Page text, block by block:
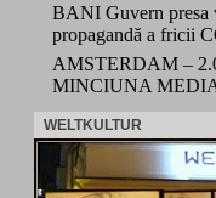
BANI Guvern presa
propagandă a fricii
AMSTERDAM –
MINCIUNA
WELTKULTUR